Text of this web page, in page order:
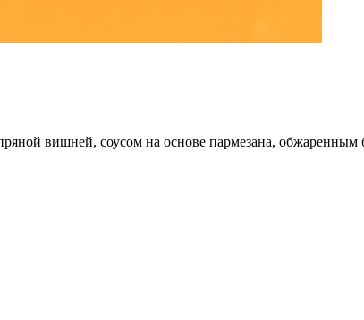
вишней, соусом на основе пармезана,